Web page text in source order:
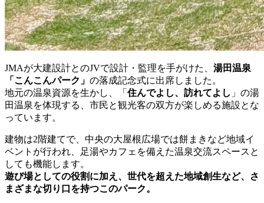
JMAが大建設計とのJVで設計・監理を手がけた、 湯田温泉
「こんこんパーク」 の落成記念式に出席しました。
地元の温泉資源を生かし、「 住んでよし、訪れてよし 」の湯
田温泉を体現する、市民と観光客の双方が楽しめる施設とな
っています。
建物は2階建てで、中央の大屋根広場では餅まきなど地域イ
ベントが行われ、足湯やカフェを備えた温泉交流スペースと
しても機能します。
遊び場としての役割に加え、世代を超えた地域創生など、さ
まざまな切り口を持つこのパーク。